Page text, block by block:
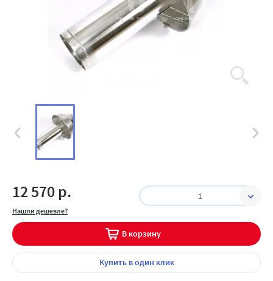
12 570 р.
Нашли дешевле?
1
В корзину
Купитьв один клик